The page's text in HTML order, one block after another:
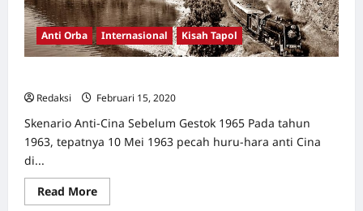
Anti Orba Internasional Kisah Tapol
Redaksi
Februari 15, 2020
Skenario Anti-Cina Sebelum Gestok 1965 Pada tahun
1963, tepatnya 10 Mei 1963 pecah huru-hara anti Cina
di...
Read MoreRead
more